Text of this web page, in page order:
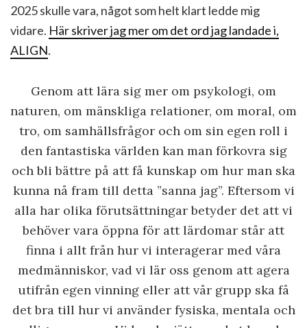
2025 skulle vara, något som helt klart ledde mig
vidare. Här skriver jag mer om det ord jag landade i,
ALIGN.
Genom att lära sig mer om psykologi, om
naturen, om mänskliga relationer, om moral, om
tro, om samhällsfrågor och om sin egen roll i
den fantastiska världen kan man förkovra sig
och bli bättre på att få kunskap om hur man ska
kunna nå fram till detta ”sanna jag”. Eftersom vi
alla har olika förutsättningar betyder det att vi
behöver vara öppna för att lärdomar står att
finna i allt från hur vi interagerar med våra
medmänniskor, vad vi lär oss genom att agera
utifrån egen vinning eller att vår grupp ska få
det bra till hur vi använder fysiska, mentala och